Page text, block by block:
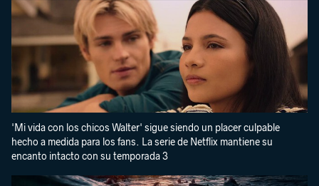
'Mi vida con los chicos Walter' sigue siendo un placer culpable
hecho a medida para los fans. La serie de Netflix mantiene su
encanto intacto con su temporada 3